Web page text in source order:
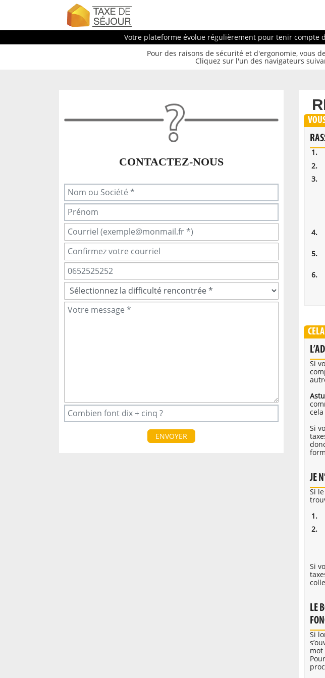
Votre plateforme évolue régulièrement pour tenir compte
Pour des raisons de sécurité et d'ergonomie, vous
Cliquez sur l'un des navigateurs
CONTACTEZ-NOUS
ENVOYER
Si
Si
JE
Si
Si
LE
Si
mot